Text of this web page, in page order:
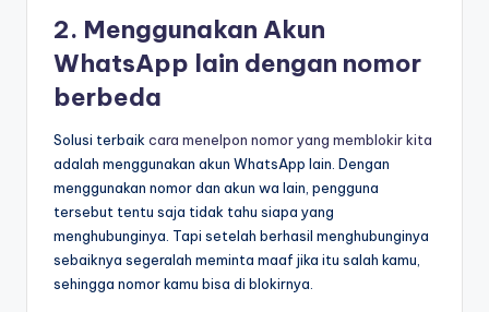
2. Menggunakan Akun
WhatsApp lain dengan nomor
berbeda
Solusi terbaik cara menelpon nomor yang memblokir kita
adalah menggunakan akun WhatsApp lain. Dengan
menggunakan nomor dan akun wa lain, pengguna
tersebut tentu saja tidak tahu siapa yang
menghubunginya. Tapi setelah berhasil menghubunginya
sebaiknya segeralah meminta maaf jika itu salah kamu,
sehingga nomor kamu bisa di blokirnya.